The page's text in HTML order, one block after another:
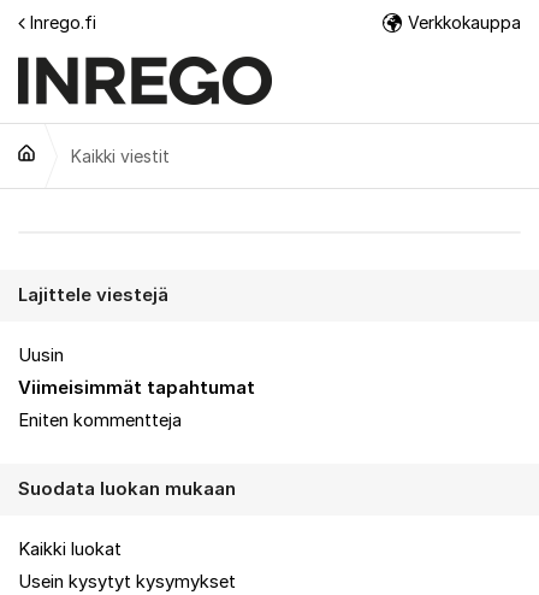
Siirry sisältöön
Inrego.fi Verkkokauppa
Kaikki viestit
Lajittele viestejä
Uusin
Viimeisimmät tapahtumat
Eniten kommentteja
Suodata luokan mukaan
Kaikki luokat
Usein kysytyt kysymykset